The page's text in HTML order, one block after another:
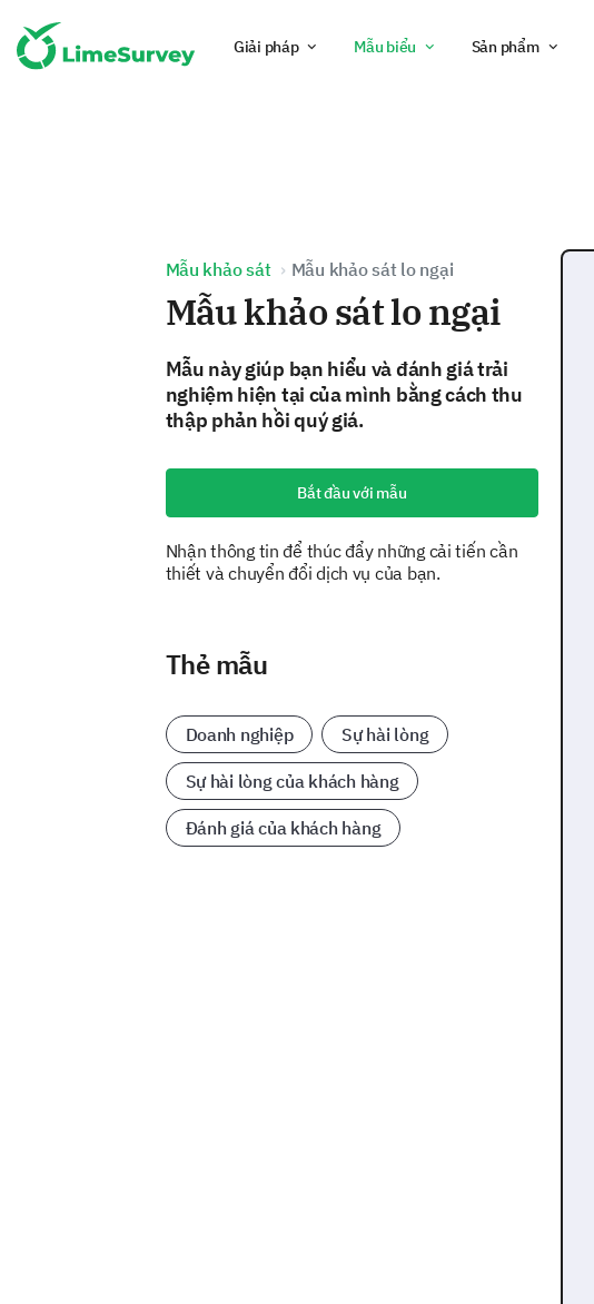
Giải pháp Mẫu biểu Sản phẩm
Mẫu khảo sát Mẫu khảo sát lo ngại
Mẫu khảo sát lo ngại
Mẫu này giúp bạn hiểu và đánh giá trải
nghiệm hiện tại của mình bằng cách thu
thập phản hồi quý giá.
Bắt đầu với mẫu
Nhận thông tin để thúc đẩy những cải tiến cần
thiết và chuyển đổi dịch vụ của bạn.
Thẻ mẫu
Doanh nghiệp Sự hài lòng
Sự hài lòng của khách hàng
Đánh giá của khách hàng